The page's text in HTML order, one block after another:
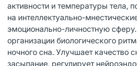
активности и температуры тела,
на интеллектуально-
эмоционально-личностную
организации биологического
ночного сна. Улучшает качество
засыпание, регулирует